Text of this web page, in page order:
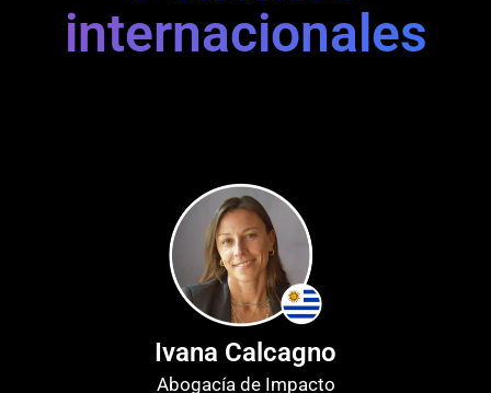
internacionales
Ivana Calcagno
Abogacía de Impacto